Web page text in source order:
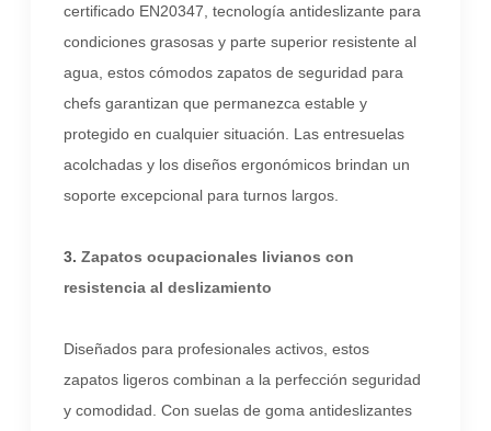
certificado EN20347, tecnología antideslizante para
condiciones grasosas y parte superior resistente al
agua, estos cómodos zapatos de seguridad para
chefs garantizan que permanezca estable y
protegido en cualquier situación. Las entresuelas
acolchadas y los diseños ergonómicos brindan un
soporte excepcional para turnos largos.
3. Zapatos ocupacionales livianos con
resistencia al deslizamiento
Diseñados para profesionales activos, estos
zapatos ligeros combinan a la perfección seguridad
y comodidad. Con suelas de goma antideslizantes